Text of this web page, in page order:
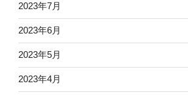
2023年7月
2023年6月
2023年5月
2023年4月